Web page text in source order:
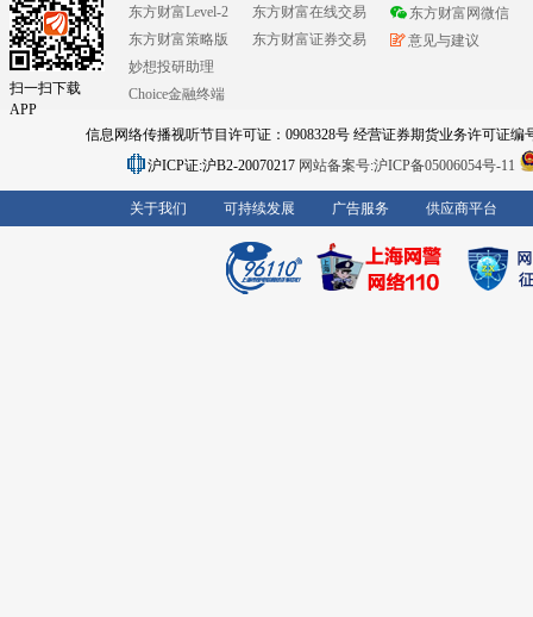
扫一扫下载
APP
东方财富Level-2
东方财富策略版
妙想投研助理
Choice金融终端
东方财富在线交易
东方财富证券交易
东方财富网微信
意见与建议
信息网络传播视听节目许可证：0908328号 经营证券期货业务许可证编
沪ICP证:沪B2-20070217 网站备案号:沪ICP备05006054号-11
关于我们 可持续发展 广告服务 供应商平台